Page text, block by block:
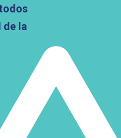
de la